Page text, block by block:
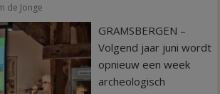
de Jonge
GRAMSBERGEN –
Volgend jaar juni wordt
opnieuw een week
archeologisch